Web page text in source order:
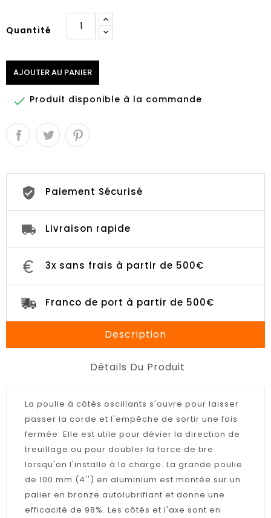
Quantité
AJOUTER AU PANIER
 Produit disponible à la commande
Paiement Sécurisé
Livraison rapide
3x sans frais à partir de 500€
Franco de port à partir de 500€
Description
Détails Du Produit
La poulie à côtés oscillants s'ouvre pour laisser
passer la corde et l'empêche de sortir une fois
fermée. Elle est utile pour dévier la direction de
treuillage ou pour doubler la force de tire
lorsqu'on l'installe à la charge. La grande poulie
de 100 mm (4'') en aluminium est montée sur un
palier en bronze autolubrifiant et donne une
efficacité de 98%. Les côtés et l'axe sont en